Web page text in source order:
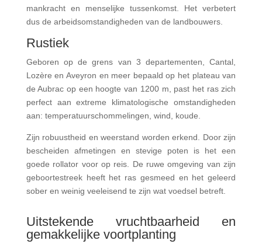
mankracht en menselijke tussenkomst. Het verbetert
dus de arbeidsomstandigheden van de landbouwers.
Rustiek
Geboren op de grens van 3 departementen, Cantal,
Lozère en Aveyron en meer bepaald op het plateau van
de Aubrac op een hoogte van 1200 m, past het ras zich
perfect aan extreme klimatologische omstandigheden
aan: temperatuurschommelingen, wind, koude.
Zijn robuustheid en weerstand worden erkend. Door zijn
bescheiden afmetingen en stevige poten is het een
goede rollator voor op reis. De ruwe omgeving van zijn
geboortestreek heeft het ras gesmeed en het geleerd
sober en weinig veeleisend te zijn wat voedsel betreft.
Uitstekende vruchtbaarheid en
gemakkelijke voortplanting